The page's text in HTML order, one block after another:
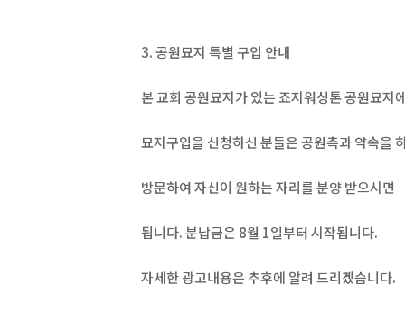
3. 공원묘지 특별 구입 안내
본 교회 공원묘지가 있는 죠지워싱톤 공원묘지
묘지구입을 신청하신 분들은 공원측과 약속을
방문하여 자신이 원하는 자리를 분양 받으시면
됩니다. 분납금은 8월 1일부터 시작됩니다.
자세한 광고내용은 추후에 알려 드리겠습니다.